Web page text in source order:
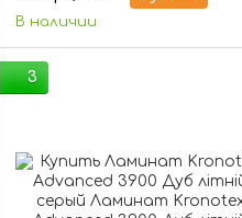
В наличии
3